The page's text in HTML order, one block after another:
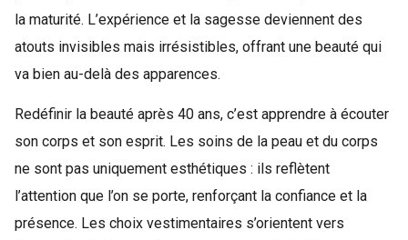
la maturité. L’expérience et la sagesse deviennent des
atouts invisibles mais irrésistibles, offrant une beauté qui
va bien au-delà des apparences.
Redéfinir la beauté après 40 ans, c’est apprendre à écouter
son corps et son esprit. Les soins de la peau et du corps
ne sont pas uniquement esthétiques : ils reflètent
l’attention que l’on se porte, renforçant la confiance et la
présence. Les choix vestimentaires s’orientent vers